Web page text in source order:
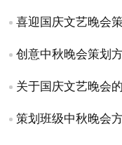
喜迎国庆文艺晚会
创意中秋晚会策划
关于国庆文艺晚会
策划班级中秋晚会